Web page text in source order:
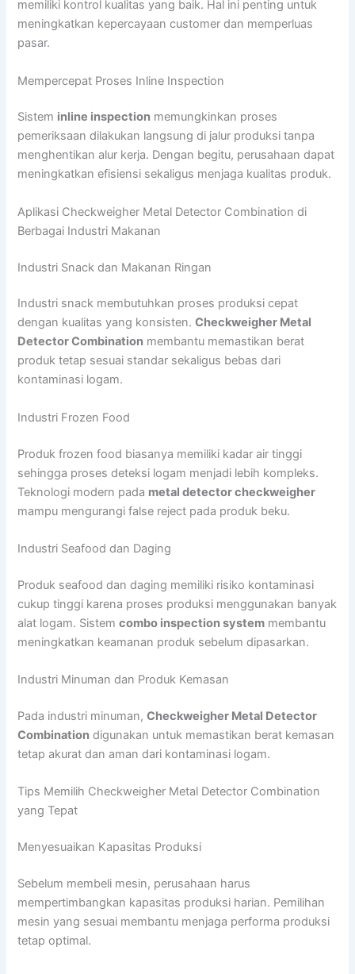
memiliki kontrol kualitas yang baik. Hal ini penting untuk
meningkatkan kepercayaan customer dan memperluas
pasar.
Mempercepat Proses Inline Inspection
Sistem inline inspection memungkinkan proses
pemeriksaan dilakukan langsung di jalur produksi tanpa
menghentikan alur kerja. Dengan begitu, perusahaan dapat
meningkatkan efisiensi sekaligus menjaga kualitas produk.
Aplikasi Checkweigher Metal Detector Combination di
Berbagai Industri Makanan
Industri Snack dan Makanan Ringan
Industri snack membutuhkan proses produksi cepat
dengan kualitas yang konsisten.Checkweigher Metal
Detector Combination membantu memastikan berat
produk tetap sesuai standar sekaligus bebas dari
kontaminasi logam.
Industri Frozen Food
Produk frozen food biasanya memiliki kadar air tinggi
sehingga proses deteksi logam menjadi lebih kompleks.
Teknologi modern pada metal detector checkweigher
mampu mengurangi false reject pada produk beku.
Industri Seafood dan Daging
Produk seafood dan daging memiliki risiko kontaminasi
cukup tinggi karena proses produksi menggunakan banyak
alat logam. Sistemcombo inspection system membantu
meningkatkan keamanan produk sebelum dipasarkan.
Industri Minuman dan Produk Kemasan
Pada industri minuman,Checkweigher Metal Detector
Combination digunakan untuk memastikan berat kemasan
tetap akurat dan aman dari kontaminasi logam.
Tips Memilih Checkweigher Metal Detector Combination
yang Tepat
Menyesuaikan Kapasitas Produksi
Sebelum membeli mesin, perusahaan harus
mempertimbangkan kapasitas produksi harian. Pemilihan
mesin yang sesuai membantu menjaga performa produksi
tetap optimal.